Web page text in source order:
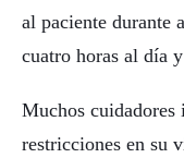
al paciente durante
cuatro horas al día
Muchos cuidadores
restricciones en su